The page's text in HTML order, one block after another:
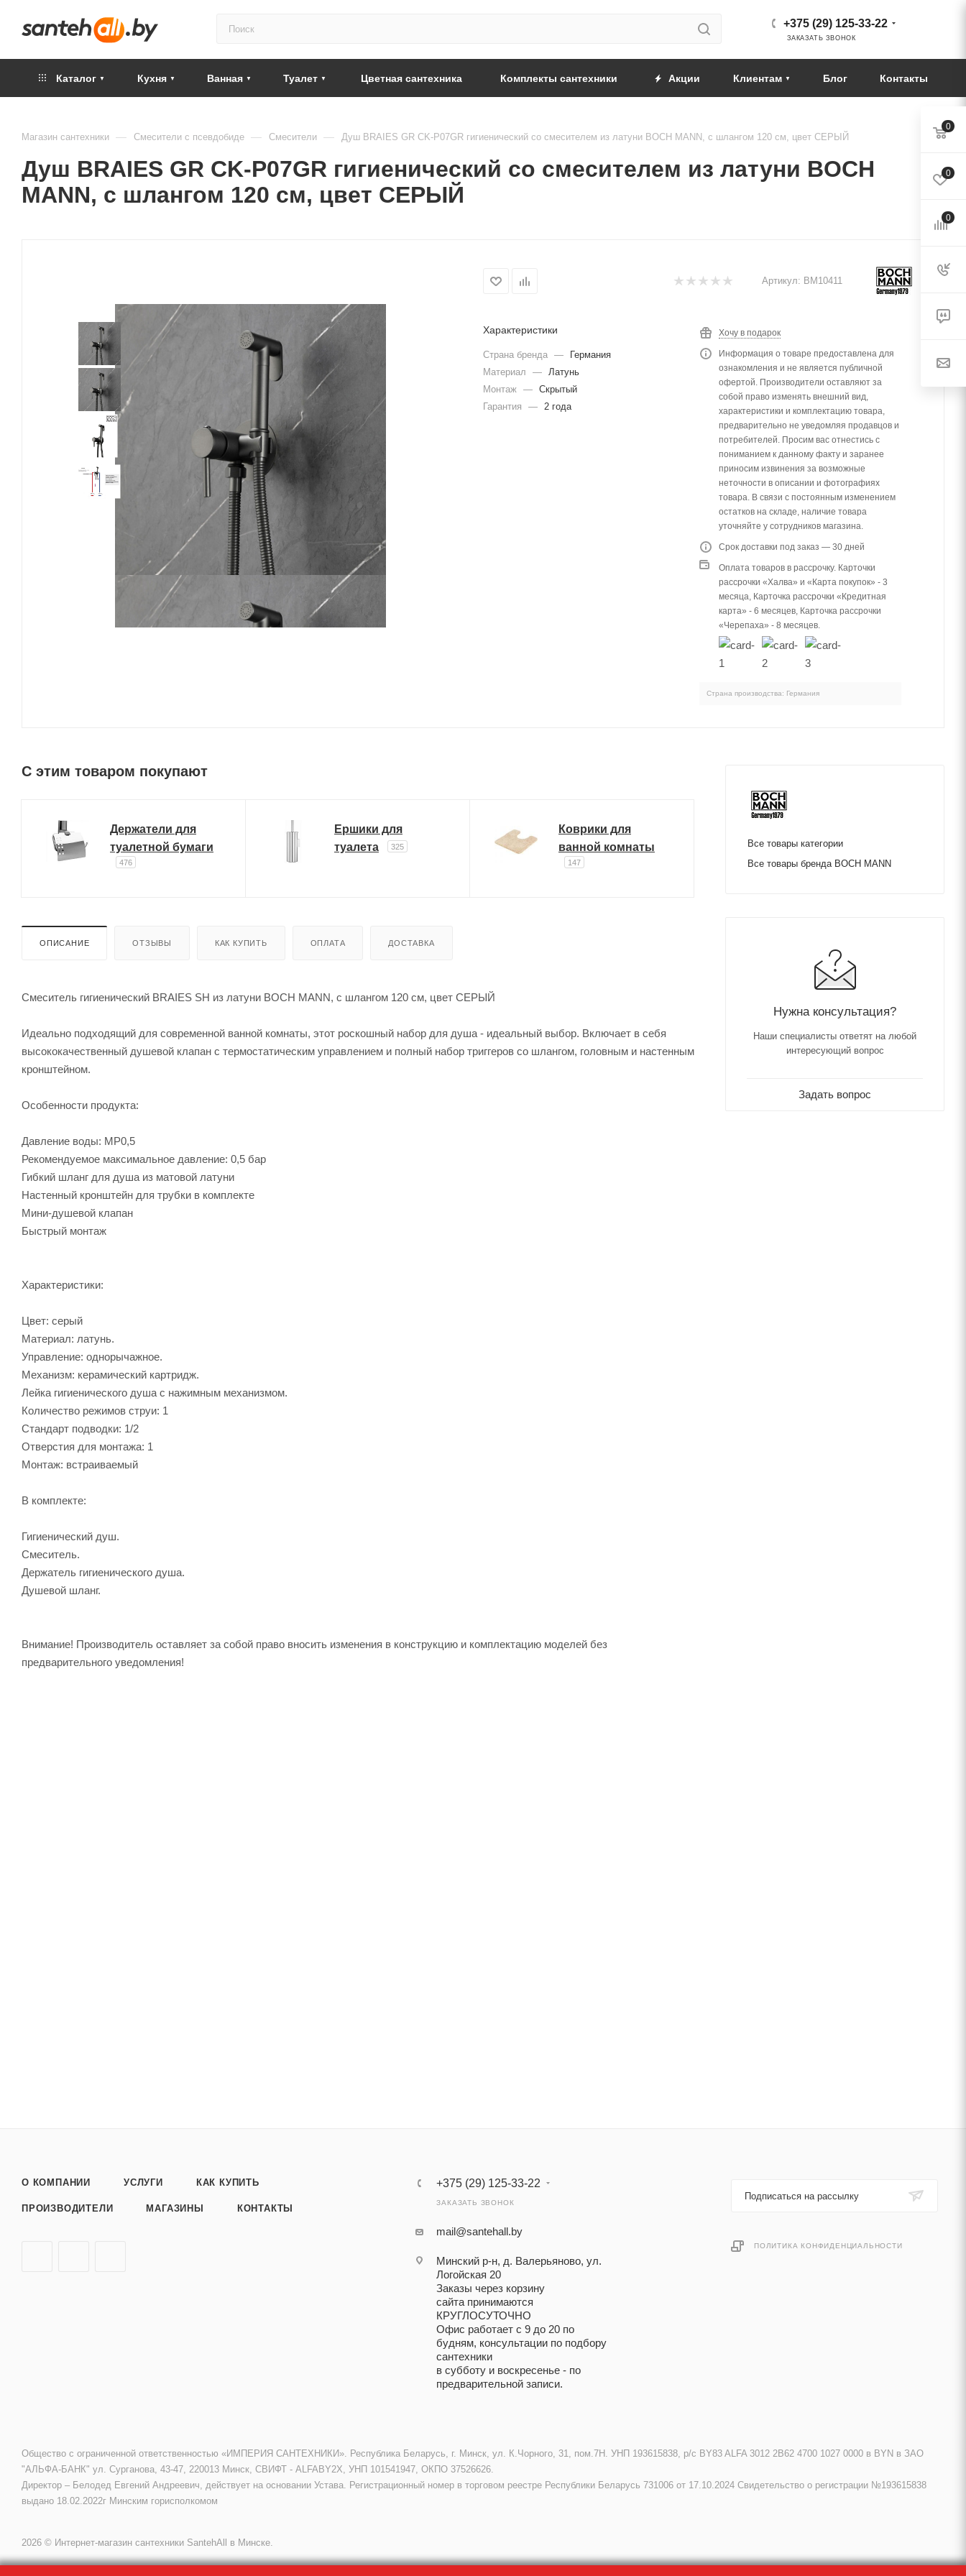
+375 (29) 125-33-22
ЗАКАЗАТЬ ЗВОНОК
Каталог Кухня Ванная Туалет Цветная сантехника Комплекты сантехники Акции Клиентам Блог Контакты
Магазин сантехники — Смесители с псевдобиде — Смесители — Душ BRAIES GR CK-P07GR гигиенический со смесителем из латуни BOCH MANN, с шлангом 120 см, цвет СЕРЫЙ
Душ BRAIES GR CK-P07GR гигиенический со смесителем из латуни BOCH
MANN, с шлангом 120 см, цвет СЕРЫЙ
Артикул: BM10411
Характеристики
Страна бренда —
Германия
Материал
— Латунь
Монтаж — Скрытый
Гарантия
— 2 года
Хочу в подарок
Информация о товаре предоставлена для
ознакомления и не является публичной
офертой. Производители оставляют за
собой право изменять внешний вид,
характеристики и комплектацию товара,
предварительно не уведомляя продавцов и
потребителей. Просим вас отнестись с
пониманием к данному факту и заранее
приносим извинения за возможные
неточности в описании и фотографиях
товара. В связи с постоянным изменением
остатков на складе, наличие товара
уточняйте у сотрудников магазина.
Срок доставки под заказ — 30 дней
Оплата товаров в рассрочку. Карточки
рассрочки «Халва» и «Карта покупок» - 3
месяца, Карточка рассрочки «Кредитная
карта» - 6 месяцев, Карточка рассрочки
«Черепаха» - 8 месяцев.
Страна производства: Германия
C этим товаром покупают
Держатели для
туалетной бумаги
476
Ершики для
туалета
325
Коврики для
ванной комнаты
147
ОПИСАНИЕ ОТЗЫВЫ КАК КУПИТЬ ОПЛАТА ДОСТАВКА
Смеситель гигиенический BRAIES SH из латуни BOCH MANN, с шлангом 120 см, цвет СЕРЫЙ
Идеально подходящий для современной ванной комнаты, этот роскошный набор для душа - идеальный выбор. Включает в себя
высококачественный душевой клапан с термостатическим управлением и полный набор триггеров со шлангом, головным и настенным
кронштейном.
Особенности продукта:
Давление воды: MP0,5
Рекомендуемое максимальное давление: 0,5 бар
Гибкий шланг для душа из матовой латуни
Настенный кронштейн для трубки в комплекте
Мини-душевой клапан
Быстрый монтаж
Характеристики:
Цвет: серый
Материал: латунь.
Управление: однорычажное.
Механизм: керамический картридж.
Лейка гигиенического душа с нажимным механизмом.
Количество режимов струи: 1
Стандарт подводки: 1/2
Отверстия для монтажа: 1
Монтаж: встраиваемый
В комплекте:
Гигиенический душ.
Смеситель.
Держатель гигиенического душа.
Душевой шланг.
Внимание! Производитель оставляет за собой право вносить изменения в конструкцию и комплектацию моделей без
предварительного уведомления!
Все товары категории
Все товары бренда BOCH MANN
Нужна консультация?
Наши специалисты ответят на любой
интересующий вопрос
Задать вопрос
О КОМПАНИИ УСЛУГИ КАК КУПИТЬ
ПРОИЗВОДИТЕЛИ МАГАЗИНЫ КОНТАКТЫ
+375 (29) 125-33-22
ЗАКАЗАТЬ ЗВОНОК
mail@santehall.by
Минский р-н, д. Валерьяново, ул.
Логойская 20
Заказы через корзину
сайта принимаются
КРУГЛОСУТОЧНО
Офис работает с 9 до 20 по
будням, консультации по подбору
сантехники
в субботу и воскресенье - по
предварительной записи.
Подписаться на рассылку
ПОЛИТИКА КОНФИДЕНЦИАЛЬНОСТИ
Общество с ограниченной ответственностью «ИМПЕРИЯ САНТЕХНИКИ». Республика Беларусь, г. Минск, ул. К.Чорного, 31, пом.7Н. УНП 193615838, р/с BY83 ALFA 3012 2B62 4700 1027 0000 в BYN в ЗАО
"АЛЬФА-БАНК" ул. Сурганова, 43-47, 220013 Минск, СВИФТ - ALFABY2X, УНП 101541947, ОКПО 37526626.
Директор – Белодед Евгений Андреевич, действует на основании Устава. Регистрационный номер в торговом реестре Республики Беларусь 731006 от 17.10.2024 Свидетельство о регистрации №193615838
выдано 18.02.2022г Минским горисполкомом
2026 © Интернет-магазин сантехники SantehAll в Минске.
0
0
0